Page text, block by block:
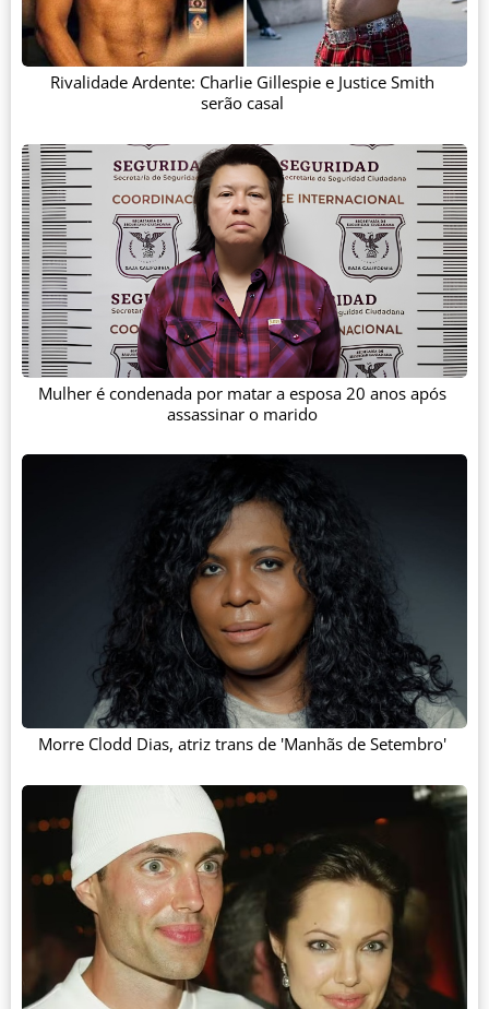
Rivalidade Ardente: Charlie Gillespie e Justice Smith
serão casal
Mulher é condenada por matar a esposa 20 anos após
assassinar o marido
Morre Clodd Dias, atriz trans de 'Manhãs de Setembro'